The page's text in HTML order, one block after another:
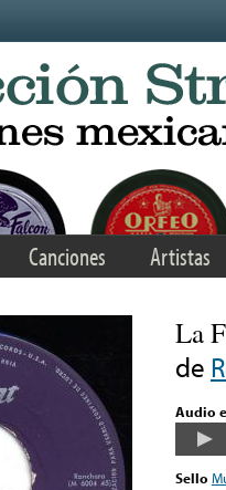
Canciones Artistas
La
de
Audio
Sello